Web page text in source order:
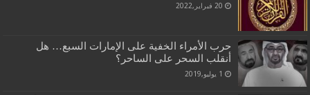
20 فبراير,2022
حرب الأمراء الخفية على الإمارات السبع… هل
أنقلب السحر على الساحر؟
1 يوليو,2019